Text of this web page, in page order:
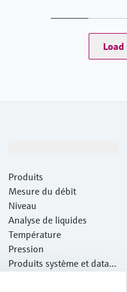
Load
Produits
Mesure du débit
Niveau
Analyse de liquides
Température
Pression
Produits système et data